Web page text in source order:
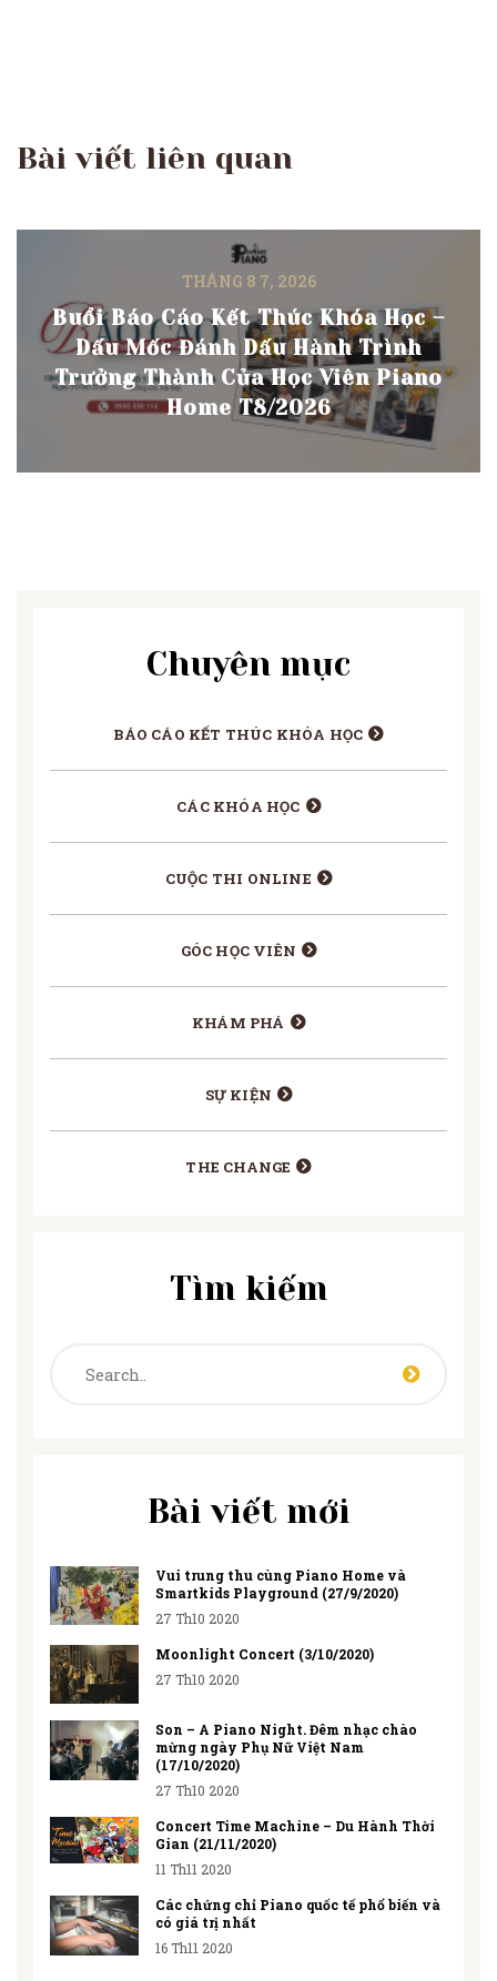
Bài viết liên quan
THÁNG 8 7, 2026
Buổi Báo Cáo Kết Thúc Khóa Học –
Dấu Mốc Đánh Dấu Hành Trình
Trưởng Thành Của Học Viên Piano
Home T8/2026
Chuyên mục
BÁO CÁO KẾT THÚC KHÓA HỌC
CÁC KHÓA HỌC
CUỘC THI ONLINE
GÓC HỌC VIÊN
KHÁM PHÁ
SỰ KIỆN
THE CHANGE
Tìm kiếm
Bài viết mới
Vui trung thu cùng Piano Home và
Smartkids Playground (27/9/2020)
27 Th10 2020
Moonlight Concert (3/10/2020)
27 Th10 2020
Son – A Piano Night. Đêm nhạc chào
mừng ngày Phụ Nữ Việt Nam
(17/10/2020)
27 Th10 2020
Concert Time Machine – Du Hành Thời
Gian (21/11/2020)
11 Th11 2020
Các chứng chỉ Piano quốc tế phổ biến và
có giá trị nhất
16 Th11 2020